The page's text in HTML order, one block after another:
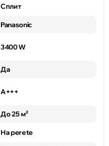
Сплит
Panasonic
3400 W
Да
A+++
До 25 м²
На perete